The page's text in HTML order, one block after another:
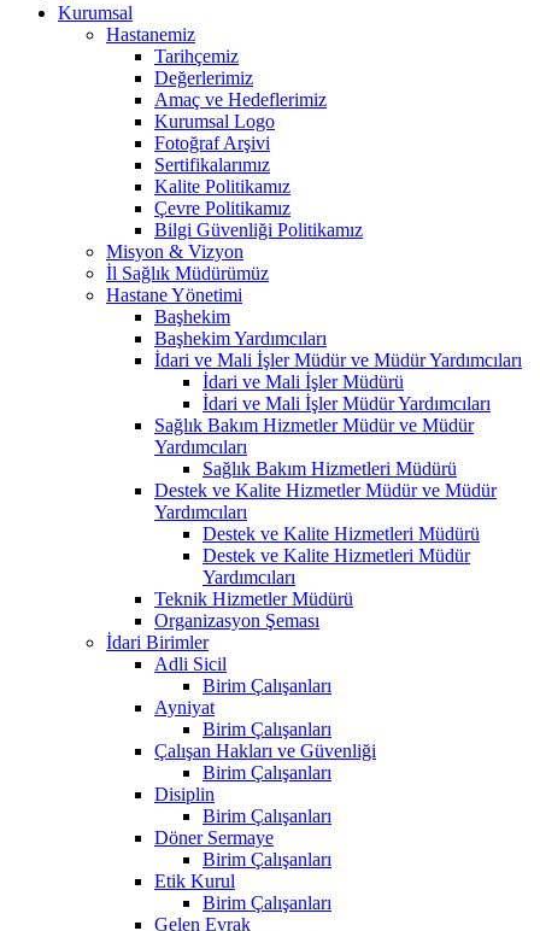
Kurumsal
Hastanemiz
Tarihçemiz
Değerlerimiz
Amaç ve Hedeflerimiz
Kurumsal Logo
Fotoğraf Arşivi
Sertifikalarımız
Kalite Politikamız
Çevre Politikamız
Bilgi Güvenliği Politikamız
Misyon & Vizyon
İl Sağlık Müdürümüz
Hastane Yönetimi
Başhekim
Başhekim Yardımcıları
İdari ve Mali İşler Müdür ve Müdür Yardımcıları
İdari ve Mali İşler Müdürü
İdari ve Mali İşler Müdür Yardımcıları
Sağlık Bakım Hizmetler Müdür ve Müdür
Yardımcıları
Sağlık Bakım Hizmetleri Müdürü
Destek ve Kalite Hizmetler Müdür ve Müdür
Yardımcıları
Destek ve Kalite Hizmetleri Müdürü
Destek ve Kalite Hizmetleri Müdür
Yardımcıları
Teknik Hizmetler Müdürü
Organizasyon Şeması
İdari Birimler
Adli Sicil
Birim Çalışanları
Ayniyat
Birim Çalışanları
Çalışan Hakları ve Güvenliği
Birim Çalışanları
Disiplin
Birim Çalışanları
Döner Sermaye
Birim Çalışanları
Etik Kurul
Birim Çalışanları
Gelen Evrak